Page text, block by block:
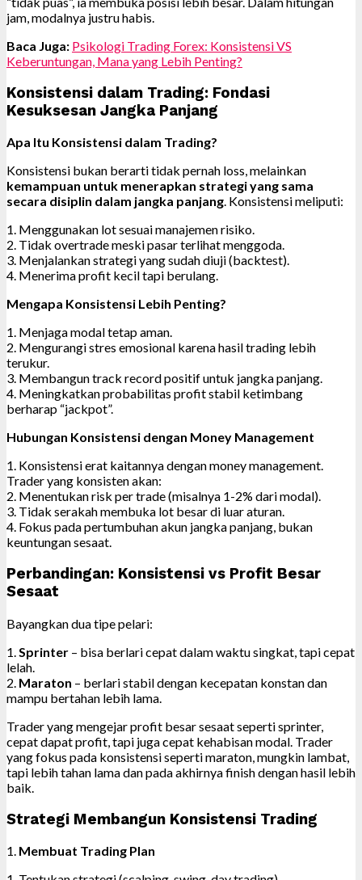
jam, modalnya justru habis.
Baca Juga: Psikologi Trading Forex: Konsistensi VS
Keberuntungan, Mana yang Lebih Penting?
Konsistensi dalam Trading: Fondasi
Kesuksesan Jangka Panjang
Apa Itu Konsistensi dalam Trading?
Konsistensi bukan berarti tidak pernah loss, melainkan
kemampuan untuk menerapkan strategi yang sama
secara disiplin dalam jangka panjang. Konsistensi meliputi:
1. Menggunakan lot sesuai manajemen risiko.
2. Tidak overtrade meski pasar terlihat menggoda.
3. Menjalankan strategi yang sudah diuji (backtest).
4. Menerima profit kecil tapi berulang.
Mengapa Konsistensi Lebih Penting?
1. Menjaga modal tetap aman.
2. Mengurangi stres emosional karena hasil trading lebih
terukur.
3. Membangun track record positif untuk jangka panjang.
4. Meningkatkan probabilitas profit stabil ketimbang
berharap “jackpot”.
Hubungan Konsistensi dengan Money Management
1. Konsistensi erat kaitannya dengan money management.
Trader yang konsisten akan:
2. Menentukan risk per trade (misalnya 1-2% dari modal).
3. Tidak serakah membuka lot besar di luar aturan.
4. Fokus pada pertumbuhan akun jangka panjang, bukan
keuntungan sesaat.
Perbandingan: Konsistensi vs Profit Besar
Sesaat
Bayangkan dua tipe pelari:
1.Sprinter – bisa berlari cepat dalam waktu singkat, tapi cepat
lelah.
2. Maraton – berlari stabil dengan kecepatan konstan dan
mampu bertahan lebih lama.
Trader yang mengejar profit besar sesaat seperti sprinter,
cepat dapat profit, tapi juga cepat kehabisan modal. Trader
yang fokus pada konsistensi seperti maraton, mungkin lambat,
tapi lebih tahan lama dan pada akhirnya finish dengan hasil lebih
baik.
Strategi Membangun Konsistensi Trading
1. Membuat Trading Plan